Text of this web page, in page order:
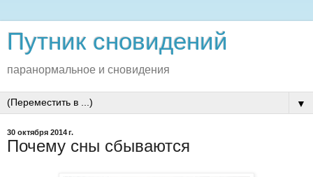
Путник сновидений
паранормальное и сновидения
▼
30 октября 2014 г.
Почему сны сбываются